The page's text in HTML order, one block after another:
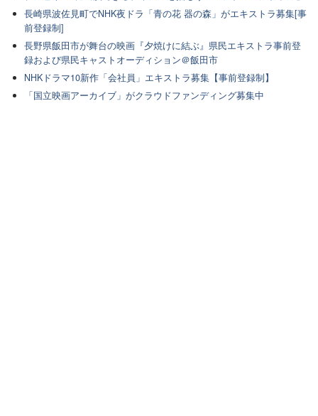
長崎県波佐見町でNHK夜ドラ「青の花 器の森」がエキストラ募集[事
前登録制]
長野県飯田市が舞台の映画『夕焼けに結ぶ』県民エキストラ事前登
録および県民キャストオーディション＠飯田市
NHKドラマ10新作「会社員」エキストラ募集【事前登録制】
「国立映画アーカイブ」がクラウドファンディング募集中